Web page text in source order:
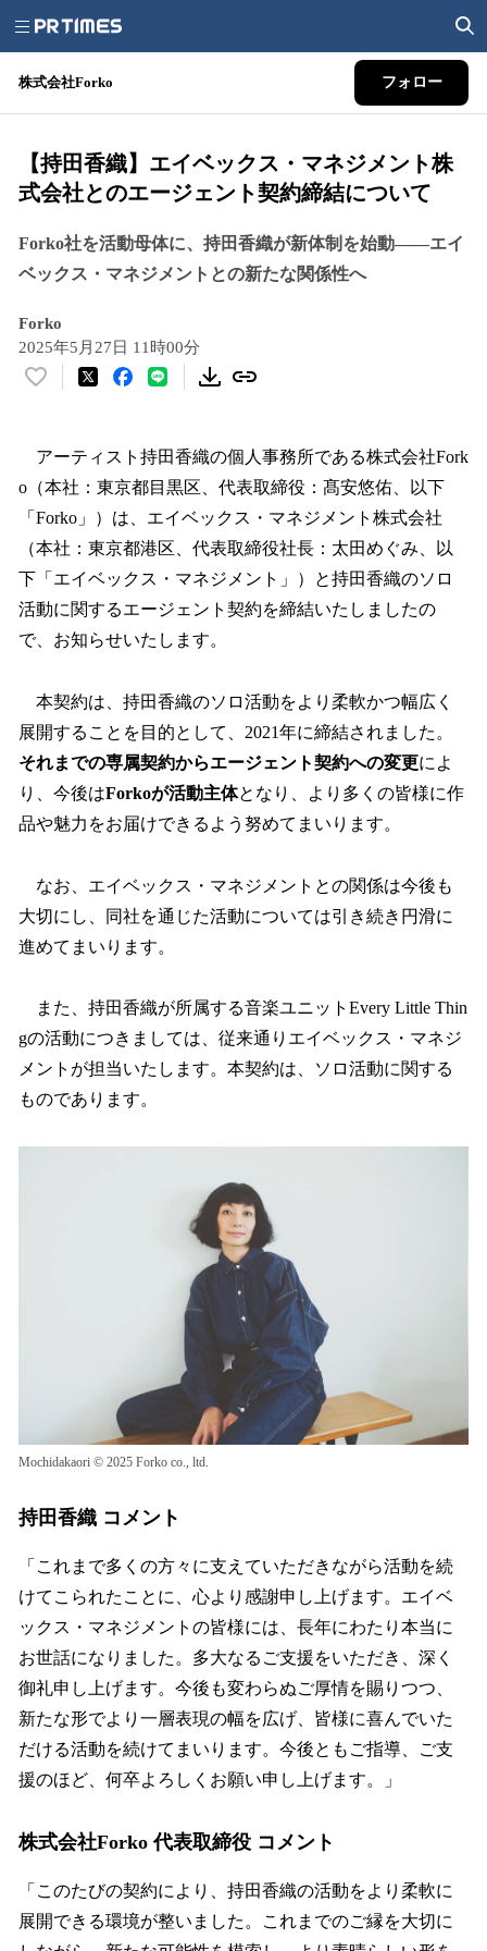
株式会社Forko フォロー
【持田香織】エイベックス・マネジメント株
式会社とのエージェント契約締結について
Forko社を活動母体に、持田香織が新体制を始動——エイ
ベックス・マネジメントとの新たな関係性へ
Forko
2025年5月27日 11時00分
い
！
数
を
読
み
込
中
で
アーティスト持田香織の個人事務所である株式会社Fork
o（本社：東京都目黒区、代表取締役：髙安悠佑、以下
「Forko」）は、エイベックス・マネジメント株式会社
（本社：東京都港区、代表取締役社長：太田めぐみ、以
下「エイベックス・マネジメント」）と持田香織のソロ
活動に関するエージェント契約を締結いたしましたの
で、お知らせいたします。
本契約は、持田香織のソロ活動をより柔軟かつ幅広く
展開することを目的として、2021年に締結されました。
それまでの専属契約からエージェント契約への変更によ
り、今後はForkoが活動主体となり、より多くの皆様に作
品や魅力をお届けできるよう努めてまいります。
なお、エイベックス・マネジメントとの関係は今後も
大切にし、同社を通じた活動については引き続き円滑に
進めてまいります。
また、持田香織が所属する音楽ユニットEvery Little Thin
gの活動につきましては、従来通りエイベックス・マネジ
メントが担当いたします。本契約は、ソロ活動に関する
ものであります。
Mochidakaori ©︎ 2025 Forko co., ltd.
持田香織 コメント
「これまで多くの方々に支えていただきながら活動を続
けてこられたことに、心より感謝申し上げます。エイベ
ックス・マネジメントの皆様には、長年にわたり本当に
お世話になりました。多大なるご支援をいただき、深く
御礼申し上げます。今後も変わらぬご厚情を賜りつつ、
新たな形でより一層表現の幅を広げ、皆様に喜んでいた
だける活動を続けてまいります。今後ともご指導、ご支
援のほど、何卒よろしくお願い申し上げます。」
株式会社Forko 代表取締役 コメント
「このたびの契約により、持田香織の活動をより柔軟に
展開できる環境が整いました。これまでのご縁を大切に